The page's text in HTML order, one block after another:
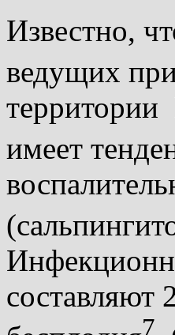
Известно,
ведущих
территории
имеет
составляют
7